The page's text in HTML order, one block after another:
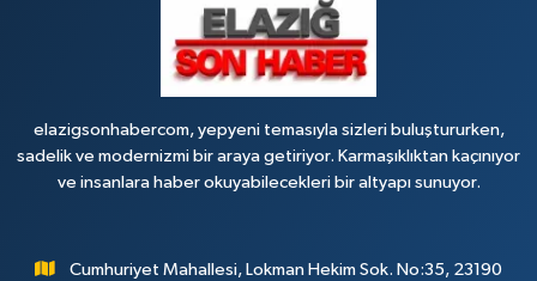
elazigsonhabercom, yepyeni temasıyla sizleri buluştururken,
sadelik ve modernizmi bir araya getiriyor. Karmaşıklıktan kaçınıyor
ve insanlara haber okuyabilecekleri bir altyapı sunuyor.
Cumhuriyet Mahallesi, Lokman Hekim Sok. No:35, 23190